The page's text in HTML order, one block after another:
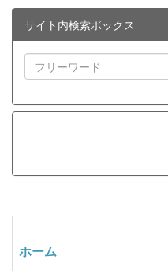
サイト内検索ボックス
ホーム